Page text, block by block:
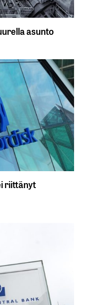
asunto
riittänyt